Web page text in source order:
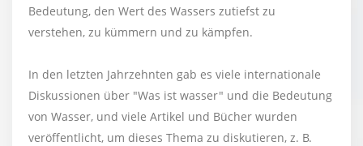
Bedeutung, den Wert des Wassers zutiefst zu
verstehen, zu kümmern und zu kämpfen.
In den letzten Jahrzehnten gab es viele internationale
Diskussionen über "Was ist wasser" und die Bedeutung
von Wasser, und viele Artikel und Bücher wurden
veröffentlicht, um dieses Thema zu diskutieren, z. B.